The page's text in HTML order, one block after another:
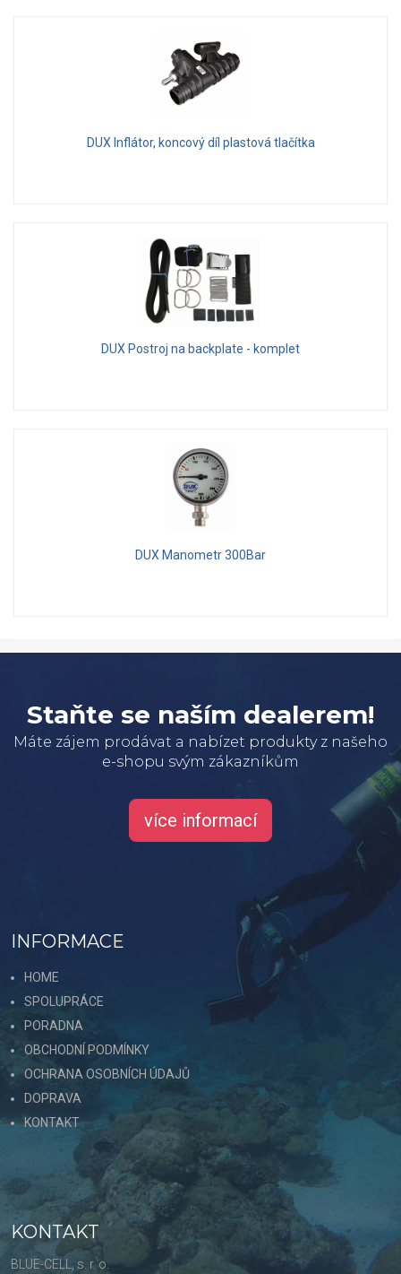
DUX Inflátor, koncový díl plastová tlačítka
DUX Postroj na backplate - komplet
DUX Manometr 300Bar
Staňte se naším dealerem!
Máte zájem prodávat a nabízet produkty z našeho
e-shopu svým zákazníkům
více informací
INFORMACE
HOME
SPOLUPRÁCE
PORADNA
OBCHODNÍ PODMÍNKY
OCHRANA OSOBNÍCH ÚDAJŮ
DOPRAVA
KONTAKT
KONTAKT
BLUE-CELL, s. r. o.